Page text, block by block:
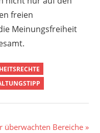
freien
Meinungsfreiheit
überwachten Bereiche